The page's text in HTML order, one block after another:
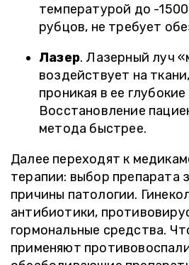
температурой до -
рубцов, не требует
Лазер. Лазерный луч
воздействует на
проникая в ее
Восстановление
метода быстрее.
Далее переходят к
терапии: выбор препарата
причины патологии.
антибиотики,
гормональные средства.
применяют